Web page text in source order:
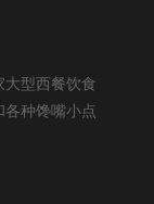
型西餐饮食
种馋嘴小点